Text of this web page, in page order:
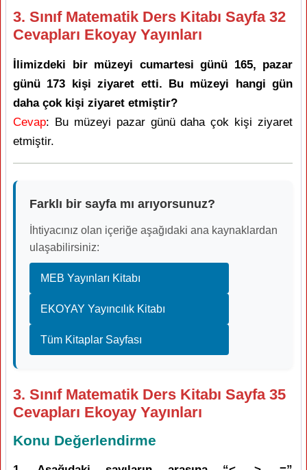
3. Sınıf Matematik Ders Kitabı Sayfa 32
Cevapları Ekoyay Yayınları
İlimizdeki bir müzeyi cumartesi günü 165, pazar
günü 173 kişi ziyaret etti. Bu müzeyi hangi gün
daha çok kişi ziyaret etmiştir?
Cevap: Bu müzeyi pazar günü daha çok kişi ziyaret
etmiştir.
Farklı bir sayfa mı arıyorsunuz?
İhtiyacınız olan içeriğe aşağıdaki ana kaynaklardan
ulaşabilirsiniz:
MEB Yayınları Kitabı
EKOYAY Yayıncılık Kitabı
Tüm Kitaplar Sayfası
3. Sınıf Matematik Ders Kitabı Sayfa 35
Cevapları Ekoyay Yayınları
Konu Değerlendirme